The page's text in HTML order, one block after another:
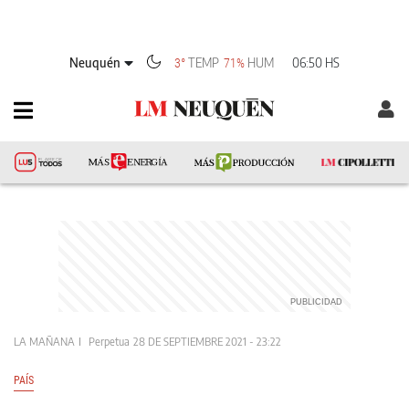
Neuquén 3°TEMP 71% HUM 06:50 HS
LA MAÑANA Perpetua 28 DE SEPTIEMBRE 2021 - 23:22
PAÍS